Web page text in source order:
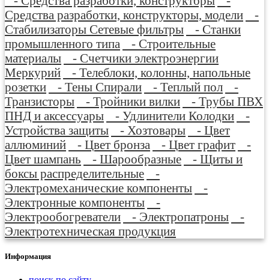
Средства разработки, конструкторы, модели
-
Стабилизаторы Сетевые фильтры
- Станки
промышленного типа
- Строительные
материалы
- Счетчики электроэнергии
Меркурий
- Телеблоки, колонны, напольные
розетки
- Тены Спирали - Теплый пол
-
Транзисторы
- Тройники вилки
- Трубы ПВХ
ПНД и аксессуары
- Удлинители Колодки
-
Устройства защиты
- Хозтовары
- Цвет
аллюминий
- Цвет бронза - Цвет графит
-
Цвет шампань
- Шарообразные
- Щиты и
боксы распределительные
-
Электромеханические компоненты
-
Электронные компоненты
-
Электрообогреватели
- Электропатроны
-
Электротехническая продукция
Информация